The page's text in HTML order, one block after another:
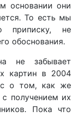
основании они
То есть мы
приписку, не
обоснования.
не забывает
картин в 2004
о том, как же
с получением их
Пока что